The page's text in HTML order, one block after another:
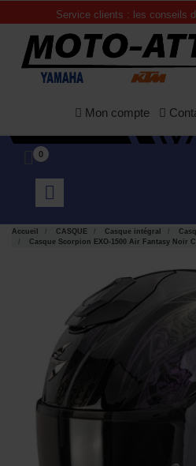
Service clients : les conseils
Mon compte
0
Accueil CASQUE Casque intégral
Casque Scorpion EXO-1500 Air Fantasy Noir